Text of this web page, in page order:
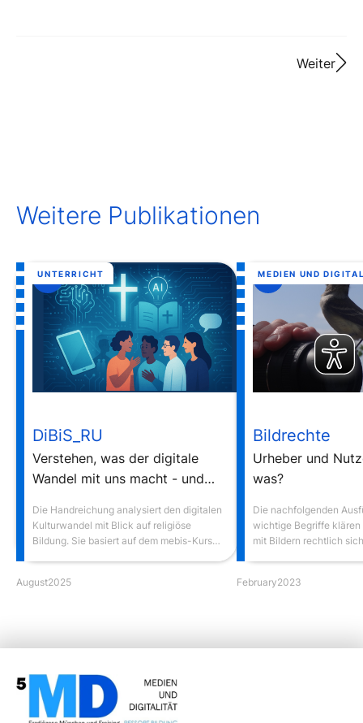
Weiter
Weitere Publikationen
7
UNTERRICHT
DiBiS_RU
Verstehen, was der digitale
Wandel mit uns macht - und
antworten kann
Die Handreichung analysiert den digitalen
Kulturwandel mit Blick auf religiöse
Bildung. Sie basiert auf dem mebis-Kurs
August2025
6
MEDIEN UND
Bildrechte
Urheber und
was?
Die nachfolgenden
wichtige Begriffe klären
mit Bildern rechtlich
February2023